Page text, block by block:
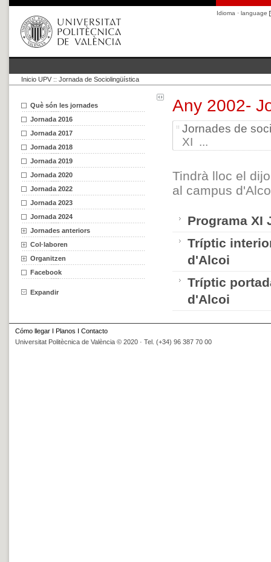
Idioma · language
Inicio UPV :: Jornada de Sociolingüística
Què són les jornades
Jornada 2016
Jornada 2017
Jornada 2018
Jornada 2019
Jornada 2020
Jornada 2022
Jornada 2023
Jornada 2024
Jornades anteriors
Col·laboren
Organitzen
Facebook
Expandir
Any 2002-
Jornades de
XI ...
Tindrà lloc el
al campus
Programa XI
Tríptic
d'Alcoi
Tríptic
d'Alcoi
Cómo llegar I Planos I Contacto
Universitat Politècnica de València © 2020 · Tel. (+34) 96 387 70 00